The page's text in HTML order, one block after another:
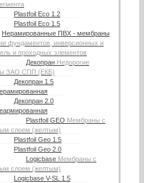
Plastfoil Eco 1.2
Plastfoil Eco 1.5
Нерамированные ПВХ - мембраны
фундаментов, инверсионных и
и проходных элементов
Декопран Недорогие
ЗАО СПП (ЕКБ)
Декопран 1.5
Декопран 2.0
Plastfoil GEO Мембраны с
слоем (желтым)
Plastfoil Geo 1.5
Plastfoil Geo 2.0
Logicbase Мембраны с
слоем (желтым)
Logicbase V-SL 1.5